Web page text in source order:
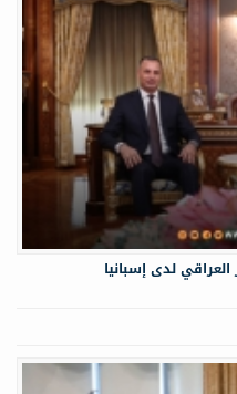
لدى إسبانيا